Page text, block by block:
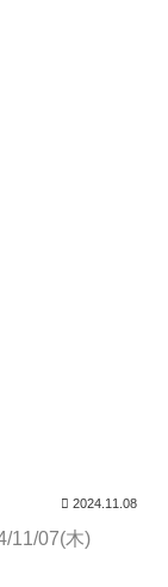
2024.11.08
11/07(木)